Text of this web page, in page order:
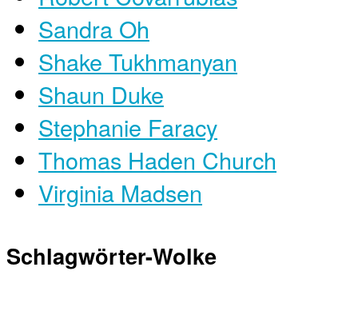
Sandra Oh
Shake Tukhmanyan
Shaun Duke
Stephanie Faracy
Thomas Haden Church
Virginia Madsen
Schlagwörter-Wolke